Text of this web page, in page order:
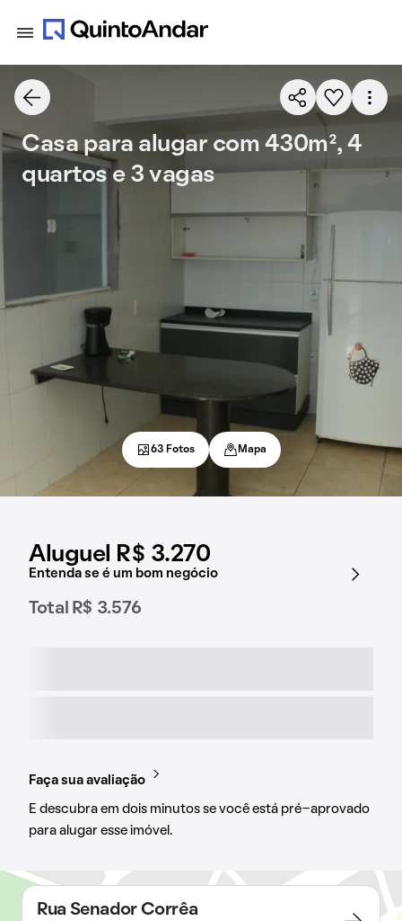
Aluguel R$ 3.270
Entenda se é um bom negócio
Total R$ 3.576
Faça sua avaliação
E descubra em dois minutos se você está pré-aprovado
para alugar esse imóvel.
Casa para alugar com 430m², 4
quartos e 3 vagas
63 Fotos Mapa
Rua Senador Corrêa